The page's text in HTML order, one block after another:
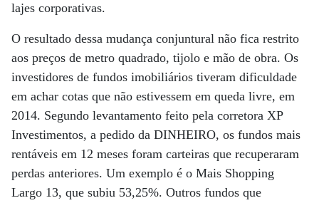
lajes corporativas.
O resultado dessa mudança conjuntural não fica restrito
aos preços de metro quadrado, tijolo e mão de obra. Os
investidores de fundos imobiliários tiveram dificuldade
em achar cotas que não estivessem em queda livre, em
2014. Segundo levantamento feito pela corretora XP
Investimentos, a pedido da DINHEIRO, os fundos mais
rentáveis em 12 meses foram carteiras que recuperaram
perdas anteriores. Um exemplo é o Mais Shopping
Largo 13, que subiu 53,25%. Outros fundos que